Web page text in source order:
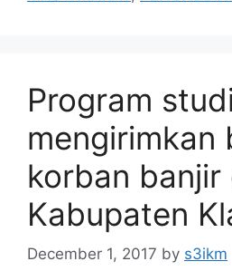
Program
mengirimkan
korban banjir
Kabupaten
December 1, 2017 by s3ikm